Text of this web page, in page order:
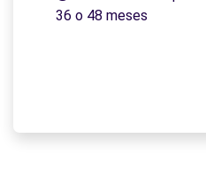
36 o 48 meses